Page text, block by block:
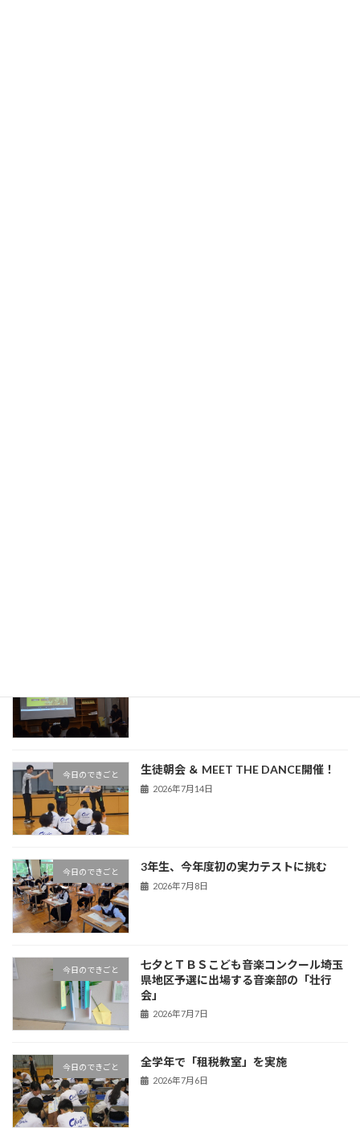
今日のできごと 生徒朝会 ＆ MEET THE DANCE開催！
2026年7月14日
今日のできごと 3年生、今年度初の実力テストに挑む
2026年7月8日
今日のできごと
七夕とＴＢＳこども音楽コンクール埼玉
県地区予選に出場する音楽部の「壮行
会」
2026年7月7日
今日のできごと 全学年で「租税教室」を実施
2026年7月6日